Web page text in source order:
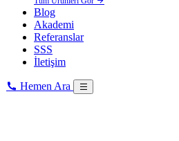
Blog
Akademi
Referanslar
SSS
İletişim
Hemen Ara